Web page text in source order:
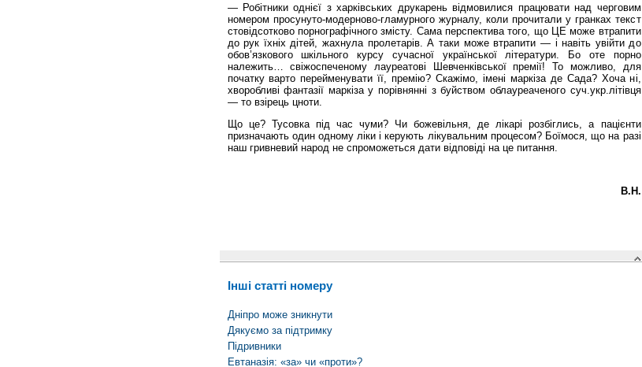
— Робітники однієї з харківських друкарень відмовилися працювати над черговим
номером просунуто-модерново-гламурного журналу, коли прочитали у гранках текст
стовідсотково порнографічного змісту. Сама перспектива того, що ЦЕ може втрапити
до рук їхніх дітей, жахнула пролетарів. А таки може втрапити — і навіть увійти до
обов’язкового шкільного курсу сучасної української літератури. Бо оте порно
належить… свіжо­спеченому лауреатові Шевченківської премії! То можливо, для
початку варто перейменувати її, премію? Скажімо, імені маркіза де Сада? Хоча ні,
хворобливі фантазії маркіза у порівнянні з буйством облауреаченого суч.укр.літівця
— то взірець цноти.
Що це? Тусовка під час чуми? Чи божевільня, де лікарі розбіглись, а пацієнти
призначають один одному ліки і керують лікувальним процесом? Боїмося, що на разі
наш гривневий народ не спроможеться дати відповіді на це питання.
В.Н.
Інші статті номеру
Дніпро може зникнути
Дякуємо за підтримку
Підривники
Евтаназія: «за» чи «проти»?